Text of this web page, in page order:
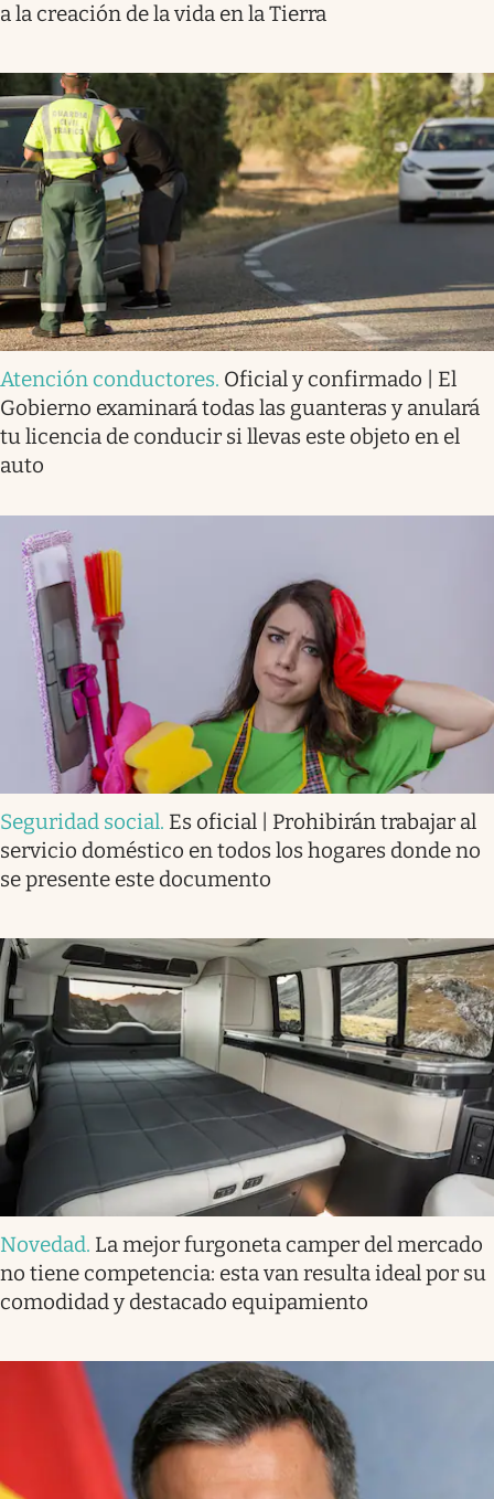
a la creación de la vida en la Tierra
Atención conductores. Oficial y confirmado | El
Gobierno examinará todas las guanteras y anulará
tu licencia de conducir si llevas este objeto en el
auto
Seguridad social. Es oficial | Prohibirán trabajar al
servicio doméstico en todos los hogares donde no
se presente este documento
Novedad. La mejor furgoneta camper del mercado
no tiene competencia: esta van resulta ideal por su
comodidad y destacado equipamiento